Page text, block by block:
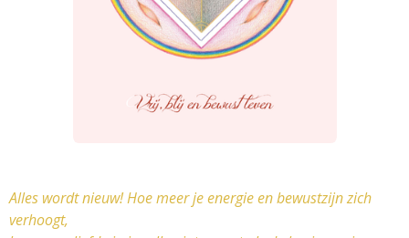
Alles wordt nieuw! Hoe meer je energie en bewustzijn zich
verhoogt,